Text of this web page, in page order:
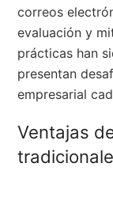
correos
evaluación y
prácticas han
presentan
empresarial
Ventajas